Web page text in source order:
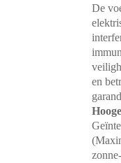
De
en